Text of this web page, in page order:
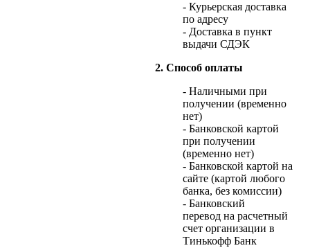
- Курьерская доставка
по адресу
- Доставка в пункт
выдачи СДЭК
2. Способ оплаты
- Наличными при
получении (временно
нет)
- Банковской картой
при получении
(временно нет)
- Банковской картой на
сайте (картой любого
банка, без комиссии)
- Банковский
перевод на расчетный
счет организации в
Тинькофф Банк